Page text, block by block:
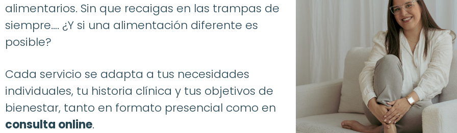
alimentarios. Sin que recaigas en las trampas de
siempre…. ¿Y si una alimentación diferente es
posible?
Cada servicio se adapta a tus necesidades
individuales, tu historia clínica y tus objetivos de
bienestar, tanto en formato presencial como en
consulta online.